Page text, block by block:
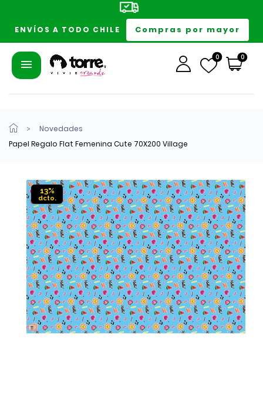
ENVÍOS A TODO CHILE Compras por mayor
0 0
Novedades
Papel Regalo Flat Femenina Cute 70X200 Village
13%